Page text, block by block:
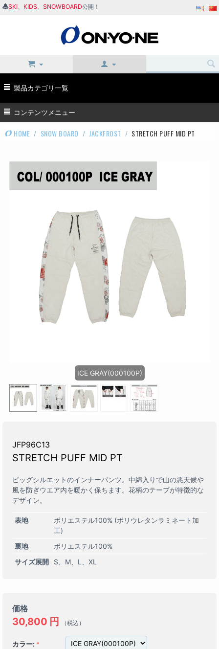
SKI KIDS SNOWBOARD公開！
製品カテゴリ一覧
コンテンツメニュー
HOME / SNOW BOARD / JACKFROST / STRETCH PUFF MID PT
ICE GRAY(000100P)
JFP96C13
STRETCH PUFF MID PT
ビッグシルエットのインナーパンツ。中綿入りで山の悪天候や
風を防ぎウエア内を暖かく保ちます。花柄のテープが特徴的な
デザイン。
表地
ポリエステル100% (ポリウレタンラミネート加
工)
裏地
ポリエステル100%
サイズ展開
S M L XL
価格
30,800 円 （税込）
カラー: